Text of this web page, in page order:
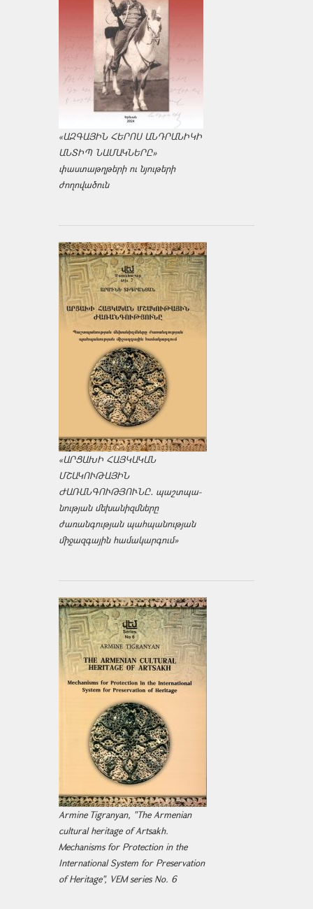
«ԱԶԳԱՅԻՆ ՀԵՐՈՍ ԱՆԴՐԱՆԻԿԻ
ԱՆՏԻՊ ՆԱՄԱԿՆԵՐԸ»
փաստաթղթերի ու նյութերի
ժողովածուն
«ԱՐՑԱԽԻ ՀԱՅԿԱԿԱՆ
ՄՇԱԿՈՒԹԱՅԻՆ
ԺԱՌԱՆԳՈՒԹՅՈՒՆԸ․ պաշտպա­
նության մեխանիզմները
ժառանգության պահպանության
միջազ­գային համակարգում»
Armine Tigranyan, "The Armenian
cultural heritage of Artsakh.
Mechanisms for Protection in the
International System for Preservation
of Heritage", VEM series No. 6